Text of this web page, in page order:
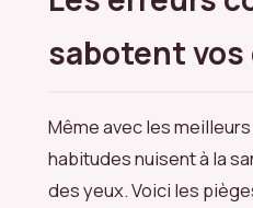
sabotent
Même avec les
habitudes nuisent à la
des yeux. Voici les